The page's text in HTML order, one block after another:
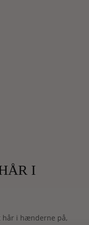
I
hår i hænderne på,